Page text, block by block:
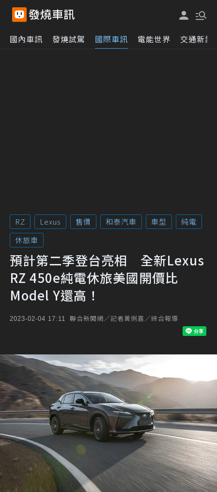
國內車訊 發燒試駕 國際車訊 電能世界 交通新訊
RZ Lexus 售價 和泰汽車 車型
純電
休旅車
預計第二季登台亮相 全新Lexus
RZ 450e純電休旅美國開價比
Model Y還高！
2023-02-04 17:11 聯合新聞網／記者黃俐嘉／綜合報導